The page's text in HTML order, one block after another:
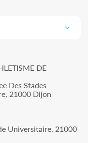
DE
Des Stades
21000 Dijon
Universitaire, 21000